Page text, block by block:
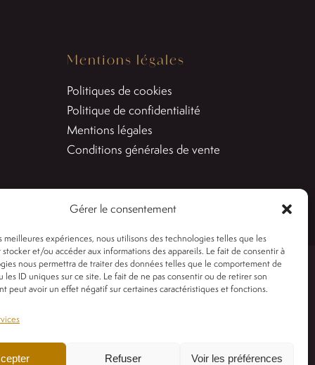
Gérer le consentement
meilleures expériences, nous utilisons des technologies telles que les
et/ou accéder aux informations des appareils. Le fait de consentir à
nous permettra de traiter des données telles que le comportement de
les ID uniques sur ce site. Le fait de ne pas consentir ou de retirer son
peut avoir un effet négatif sur certaines caractéristiques et fonctions.
Refuser Voir les préférences
Mentions légales
Politiques de cookies
Politique de confidentialité
Mentions légales
Conditions générales de vente
Les Années Fleurs